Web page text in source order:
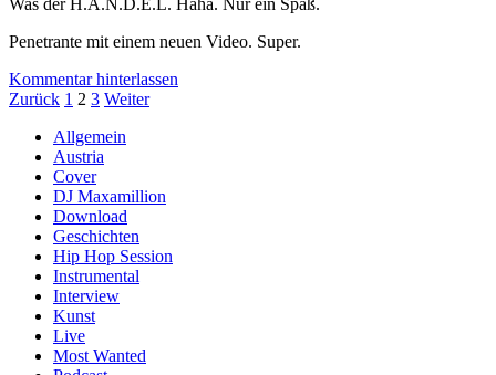
Penetrante mit einem neuen Video. Super.
Kommentar hinterlassen
Seitennummerierung
der
Beiträge
Zurück 1 2 3 Weiter
Sidebar
Allgemein
Austria
Cover
DJ Maxamillion
Download
Geschichten
Hip Hop Session
Instrumental
Interview
Kunst
Live
Most Wanted